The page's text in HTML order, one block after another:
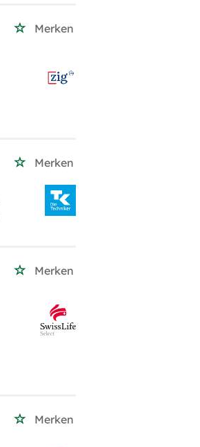
Merken
Merken
Merken
Merken